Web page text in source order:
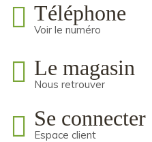
Téléphone
Voir le numéro
Le magasin
Nous retrouver
Se connecter
Espace client